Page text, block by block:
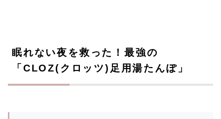
眠れない夜を救った！最強の
「CLOZ(クロッツ)足用湯たんぽ」